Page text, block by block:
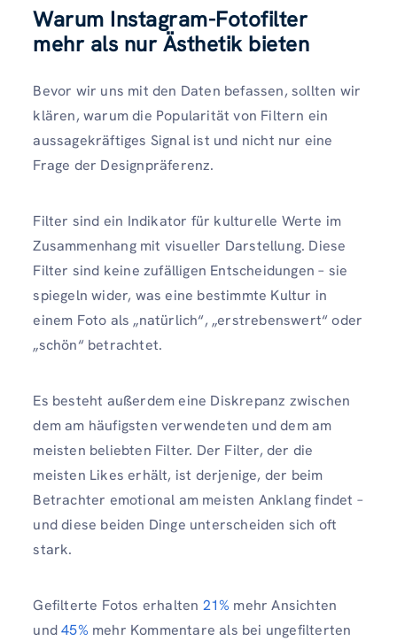
Warum Instagram-Fotofilter
mehr als nur Ästhetik bieten
Bevor wir uns mit den Daten befassen, sollten wir
klären, warum die Popularität von Filtern ein
aussagekräftiges Signal ist und nicht nur eine
Frage der Designpräferenz.
Filter sind ein Indikator für kulturelle Werte im
Zusammenhang mit visueller Darstellung. Diese
Filter sind keine zufälligen Entscheidungen – sie
spiegeln wider, was eine bestimmte Kultur in
einem Foto als „natürlich“, „erstrebenswert“ oder
„schön“ betrachtet.
Es besteht außerdem eine Diskrepanz zwischen
dem am häufigsten verwendeten und dem am
meisten beliebten Filter. Der Filter, der die
meisten Likes erhält, ist derjenige, der beim
Betrachter emotional am meisten Anklang findet –
und diese beiden Dinge unterscheiden sich oft
stark.
Gefilterte Fotos erhalten 21% mehr Ansichten
und45% mehr Kommentare als bei ungefilterten